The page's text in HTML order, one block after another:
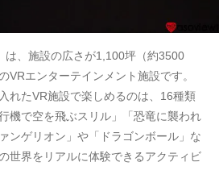
は、施設の広さが1,100坪（約3500
VRエンターテインメント施設です。
れたVR施設で楽しめるのは、16種類
機で空を飛ぶスリル」「恐竜に襲われ
ンゲリオン」や「ドラゴンボール」な
世界をリアルに体験できるアクティビ